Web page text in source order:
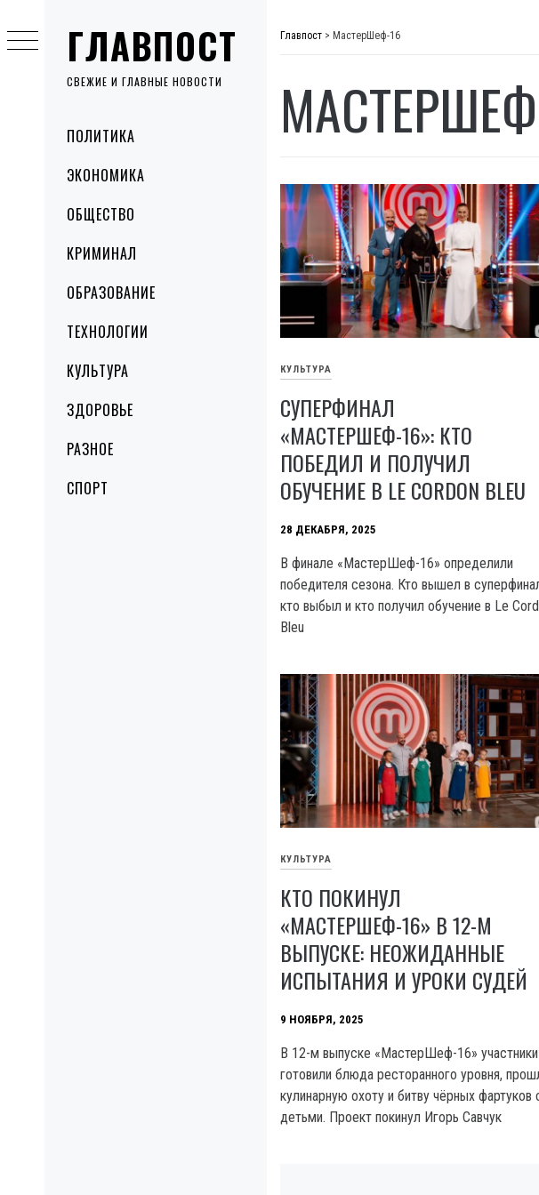
ГЛАВПОСТ
СВЕЖИЕ И ГЛАВНЫЕ НОВОСТИ
MenuПОЛИТИКА
ЭКОНОМИКА
ОБЩЕСТВО
КРИМИНАЛ
ОБРАЗОВАНИЕ
ТЕХНОЛОГИИ
КУЛЬТУРА
ЗДОРОВЬЕ
РАЗНОЕ
СПОРТ
to
content
Главпост > МастерШеф-16
КУЛЬТУРА
СУПЕРФИНАЛ
«МАСТЕРШЕФ-16»: КТО
ПОБЕДИЛ И ПОЛУЧИЛ
ОБУЧЕНИЕ В LE CORDON BLEU
28 ДЕКАБРЯ, 2025
В финале «МастерШеф-16» определили
победителя сезона. Кто вышел в
кто выбыл и кто получил обучение в Le
Bleu
КУЛЬТУРА
КТО ПОКИНУЛ
«МАСТЕРШЕФ-16» В 12-М
ВЫПУСКЕ: НЕОЖИДАННЫЕ
ИСПЫТАНИЯ И УРОКИ СУДЕЙ
9 НОЯБРЯ, 2025
В 12-м выпуске «МастерШеф-16» участники
готовили блюда ресторанного уровня,
кулинарную охоту и битву чёрных фартуков
детьми. Проект покинул Игорь Савчук